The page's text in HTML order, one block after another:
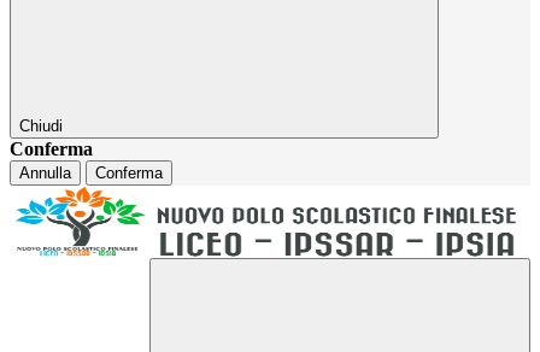
Chiudi
Conferma
Annulla Conferma